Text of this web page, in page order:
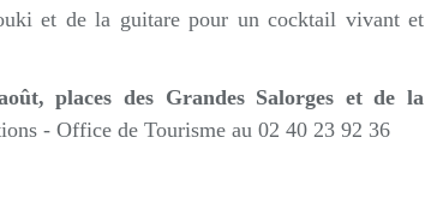
et de la guitare pour un cocktail vivant et
places des Grandes Salorges et de la
- Office de Tourisme au 02 40 23 92 36